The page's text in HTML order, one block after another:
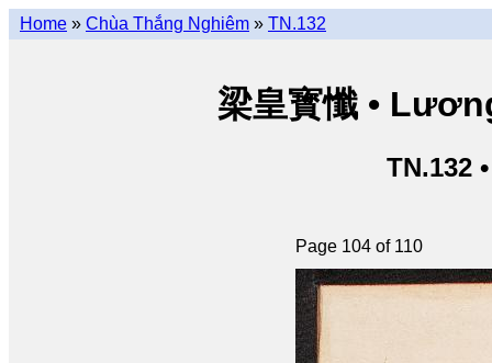
Home » Chùa Thắng Nghiêm » TN.132
梁皇寳懺 •
TN.132
Page 104 of 110